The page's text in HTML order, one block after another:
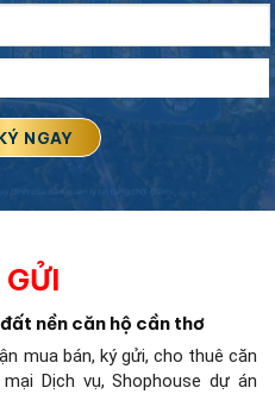
GỬI
nền căn hộ cần thơ
mua bán, ký gửi, cho thuê căn
Dịch vụ, Shophouse dự án